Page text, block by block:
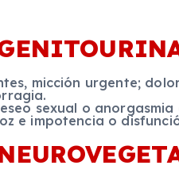
micción urgente;
sexual o
e impotencia o